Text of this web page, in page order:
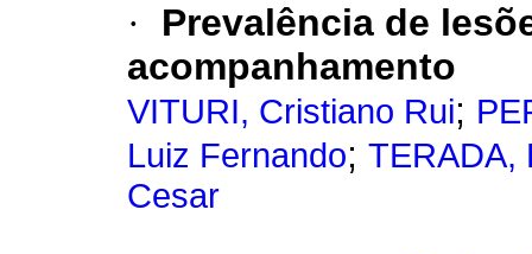
·
Prevalência de
acompanhamento
VITURI, Cristiano Rui;
Luiz Fernando; TERADA,
Cesar